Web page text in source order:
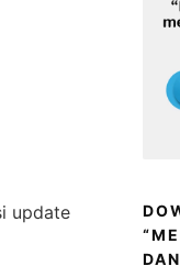
update